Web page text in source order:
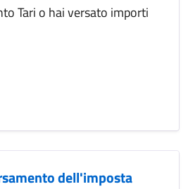
Tari o hai versato importi
dell'imposta